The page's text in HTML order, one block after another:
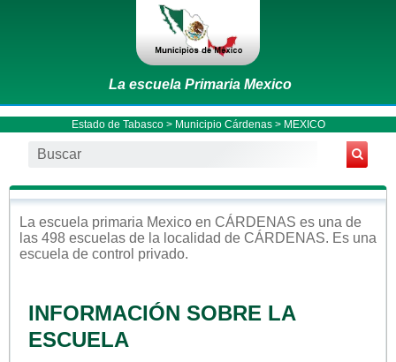
La escuela Primaria Mexico
Estado de Tabasco> Municipio Cárdenas> MEXICO
La escuela primaria Mexico en CÁRDENAS es una de
las 498 escuelas de la localidad de CÁRDENAS. Es una
escuela de control privado.
INFORMACIÓN SOBRE LA
ESCUELA